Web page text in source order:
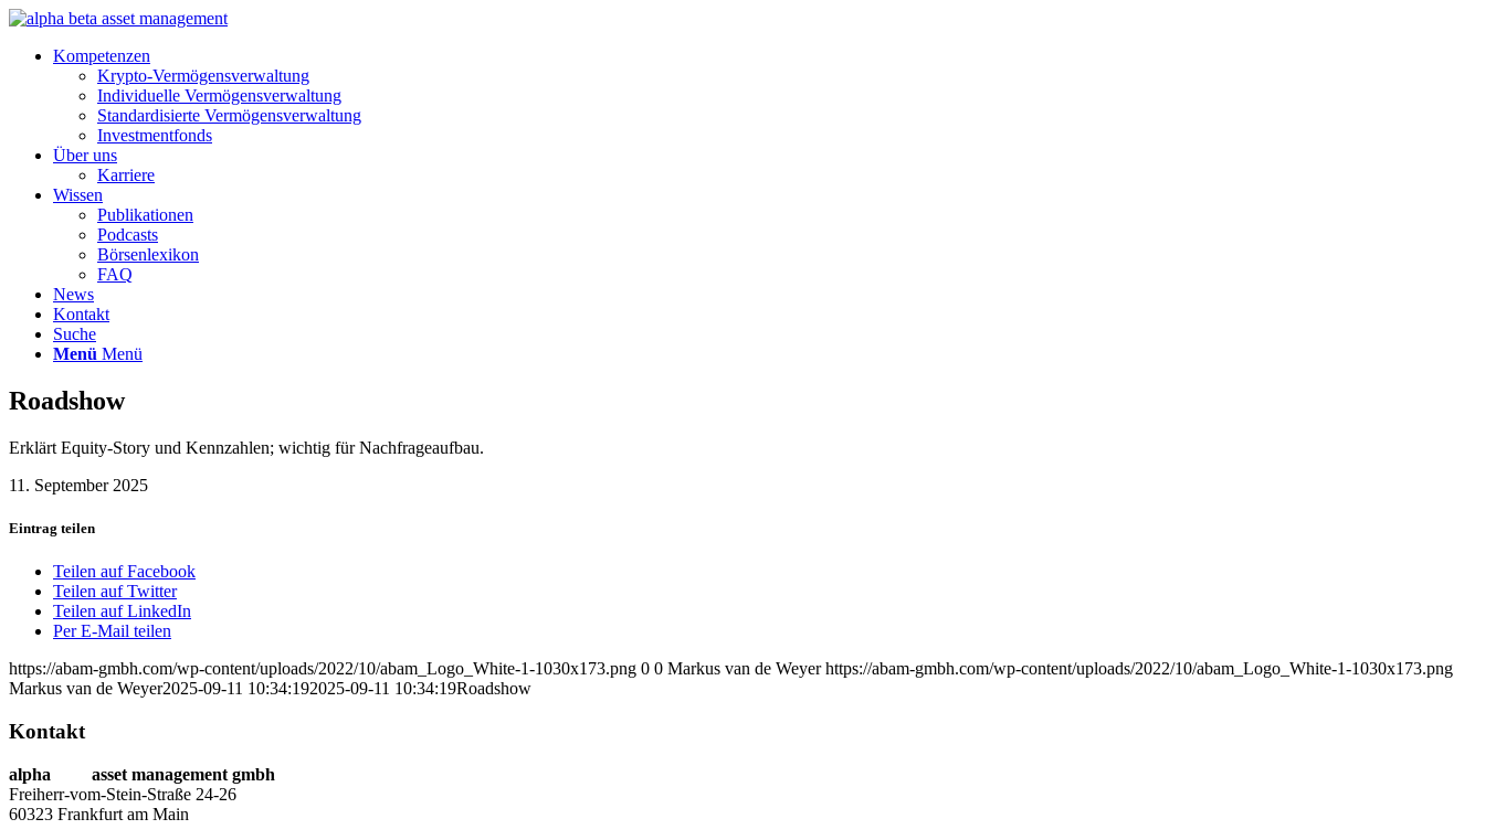
Kompetenzen
Krypto-Vermögensverwaltung
Individuelle Vermögensverwaltung
Standardisierte Vermögensverwaltung
Investmentfonds
Über uns
Karriere
Wissen
Publikationen
Podcasts
Börsenlexikon
FAQ
News
Kontakt
Suche
Menü Menü
Roadshow
Erklärt Equity‑Story und Kennzahlen; wichtig für Nachfrageaufbau.
11. September 2025
Eintrag teilen
Teilen auf Facebook
Teilen auf Twitter
Teilen auf LinkedIn
Per E-Mail teilen
https://abam-gmbh.com/wp-content/uploads/2022/10/abam_Logo_White-1-1030x173.png 0 0 Markus van de Weyer https://abam-gmbh.com/wp-content/uploads/2022/10/abam_Logo_White-1-1030x173.png
Markus van de Weyer2025-09-11 10:34:192025-09-11 10:34:19Roadshow
Kontakt
alpha
asset management gmbh
Freiherr-vom-Stein-Straße 24-26
60323 Frankfurt am Main